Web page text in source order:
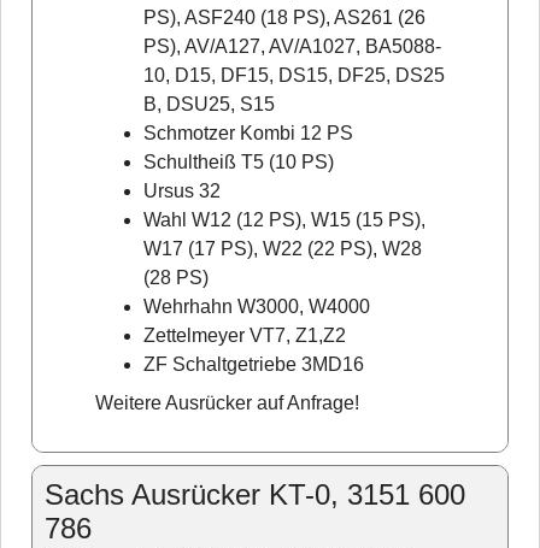
PS), ASF240 (18 PS), AS261 (26
PS), AV/A127, AV/A1027, BA5088-
10, D15, DF15, DS15, DF25, DS25
B, DSU25, S15
Schmotzer Kombi 12 PS
Schultheiß T5 (10 PS)
Ursus 32
Wahl W12 (12 PS), W15 (15 PS),
W17 (17 PS), W22 (22 PS), W28
(28 PS)
Wehrhahn W3000, W4000
Zettelmeyer VT7, Z1,Z2
ZF Schaltgetriebe 3MD16
Weitere Ausrücker auf Anfrage!
Sachs Ausrücker KT-0, 3151 600
786